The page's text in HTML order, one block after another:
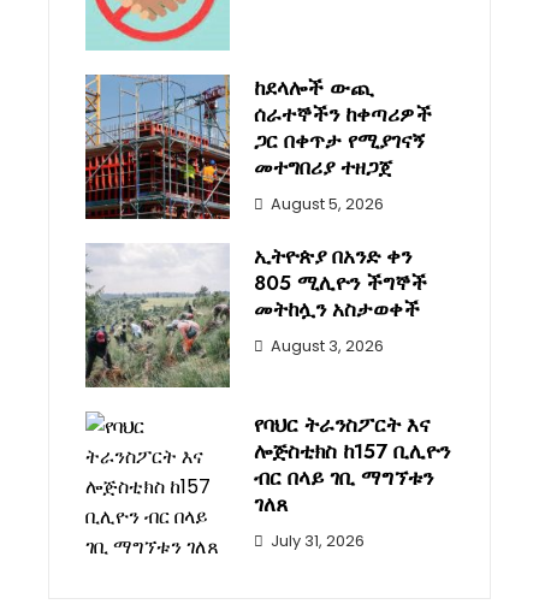
ከደላሎች ውጪ
ሰራተኞችን ከቀጣሪዎች
ጋር በቀጥታ የሚያገናኝ
መተግበሪያ ተዘጋጀ
August 5, 2026
ኢትዮጵያ በአንድ ቀን
805 ሚሊዮን ችግኞች
መትከሏን አስታወቀች
August 3, 2026
የባህር ትራንስፖርት እና
ሎጅስቲክስ ከ157 ቢሊዮን
ብር በላይ ገቢ ማግኘቱን
ገለጸ
July 31, 2026